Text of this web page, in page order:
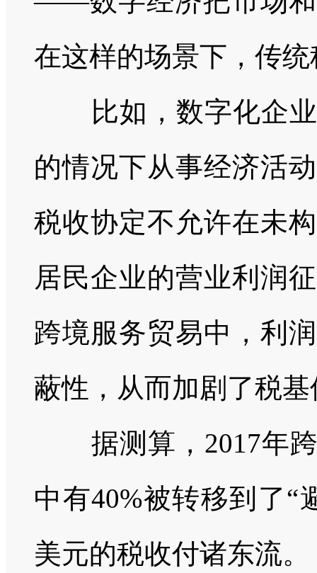
在这样的场景下，传
比如，数字化企
的情况下从事经济活
税收协定不允许在未
居民企业的营业利润
跨境服务贸易中，利
蔽性，从而加剧了税
据测算， 2017年
中有40%被转移到了“
美元的税收付诸东流。